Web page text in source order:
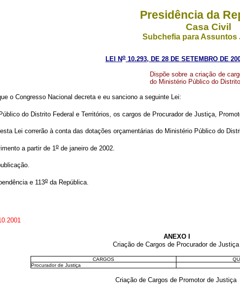
Presidência da
Casa Civil
Subchefia para Assuntos
LEI No 10.293, DE 28 DE SETEMBRO DE
Dispõe sobre a criação de
do Ministério Público do
o Congresso Nacional decreta e eu sanciono a seguinte Lei:
do Distrito Federal e Territórios, os cargos de Procurador de Justiça,
Lei correrão à conta das dotações orçamentárias do Ministério Público do
a partir de 1 o de janeiro de 2002.
e 113o da República.
ANEXO I
Criação de Cargos de Procurador de Justiça
CARGOS
Procurador de Justiça
Criação de Cargos de Promotor de Justiça